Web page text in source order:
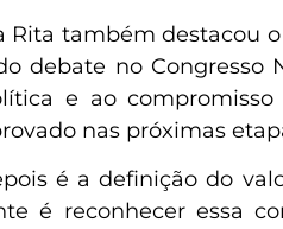
Rita também destacou
debate no Congresso
e ao
nas próximas
é a definição do
é reconhecer essa